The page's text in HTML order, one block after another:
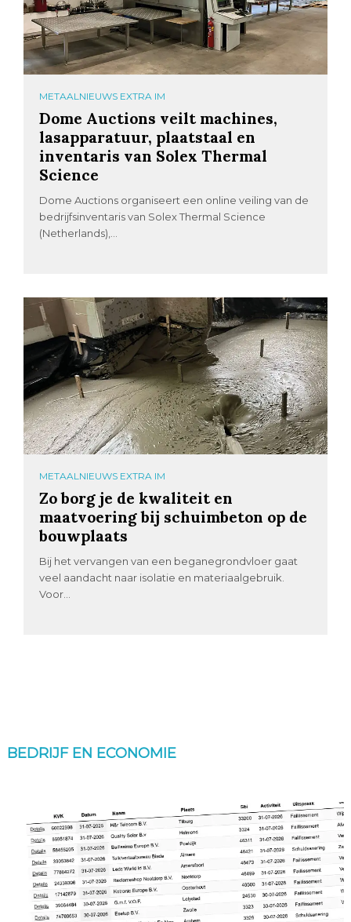
METAALNIEUWS EXTRA IM
Dome Auctions veilt machines,
lasapparatuur, plaatstaal en
inventaris van Solex Thermal
Science
Dome Auctions organiseert een online veiling van de
bedrijfsinventaris van Solex Thermal Science
(Netherlands),...
METAALNIEUWS EXTRA IM
Zo borg je de kwaliteit en
maatvoering bij schuimbeton op de
bouwplaats
Bij het vervangen van een beganegrondvloer gaat
veel aandacht naar isolatie en materiaalgebruik.
Voor...
BEDRIJF EN ECONOMIE